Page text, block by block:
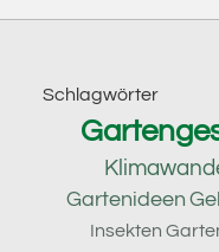
Footer
Schlagwörter
Gartenideen
Insekten